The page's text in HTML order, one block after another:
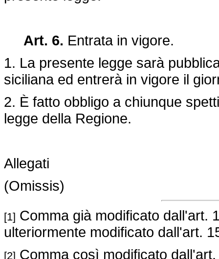
Art. 6. Entrata in vigore.
1. La presente legge sarà
siciliana ed entrerà in vigore il
2. È fatto obbligo a chiunque
legge della Regione.
Allegati
(Omissis)
[1] Comma già modificato dall'art.
ulteriormente modificato dall'art.
[2] Comma così modificato